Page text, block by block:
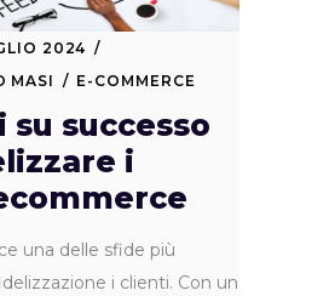
2024
MASI
E-COMMERCE
su successo
i
una delle sfide più
i clienti. Con un